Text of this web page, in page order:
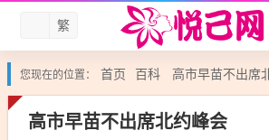
繁
您现在的位置： 首页 百科 高市早苗不出席
高市早苗不出席北约峰会